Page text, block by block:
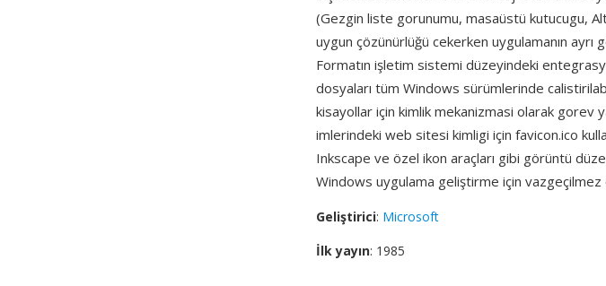
(Gezgin liste gorunumu, masaüstü kutucugu,
uygun çözünürlüğü cekerken uygulamanın
Formatın işletim sistemi düzeyindeki
dosyaları tüm Windows sürümlerinde
kisayollar için kimlik mekanizmasi olarak gorev
imlerindeki web sitesi kimligi için favicon.ico
Inkscape ve özel ikon araçları gibi görüntü
Windows uygulama geliştirme için
Geliştirici: Microsoft
İlk yayın: 1985